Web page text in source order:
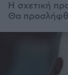
Η σχετική
Θα